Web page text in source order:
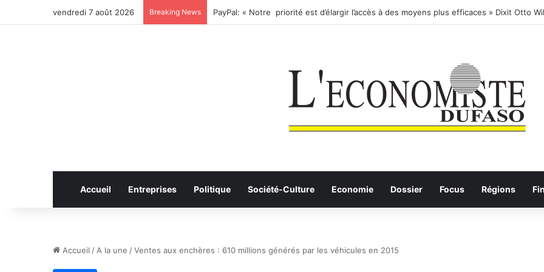
vendredi 7 août 2026 Breaking News
Accueil Entreprises Politique Société-Culture Economie Dossier Focus Régions
Accueil / A la une /Ventes aux enchères : 610 millions générés par les véhicules en 2015